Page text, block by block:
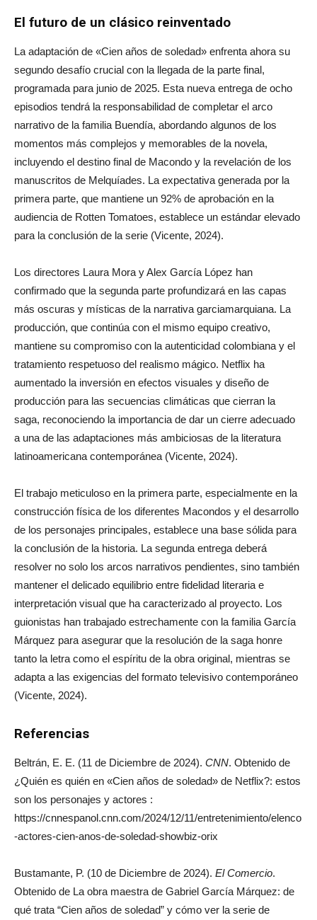
El futuro de un clásico reinventado
La adaptación de «Cien años de soledad» enfrenta ahora su
segundo desafío crucial con la llegada de la parte final,
programada para junio de 2025. Esta nueva entrega de ocho
episodios tendrá la responsabilidad de completar el arco
narrativo de la familia Buendía, abordando algunos de los
momentos más complejos y memorables de la novela,
incluyendo el destino final de Macondo y la revelación de los
manuscritos de Melquíades. La expectativa generada por la
primera parte, que mantiene un 92% de aprobación en la
audiencia de Rotten Tomatoes, establece un estándar elevado
para la conclusión de la serie (Vicente, 2024).
Los directores Laura Mora y Alex García López han
confirmado que la segunda parte profundizará en las capas
más oscuras y místicas de la narrativa garciamarquiana. La
producción, que continúa con el mismo equipo creativo,
mantiene su compromiso con la autenticidad colombiana y el
tratamiento respetuoso del realismo mágico. Netflix ha
aumentado la inversión en efectos visuales y diseño de
producción para las secuencias climáticas que cierran la
saga, reconociendo la importancia de dar un cierre adecuado
a una de las adaptaciones más ambiciosas de la literatura
latinoamericana contemporánea (Vicente, 2024).
El trabajo meticuloso en la primera parte, especialmente en la
construcción física de los diferentes Macondos y el desarrollo
de los personajes principales, establece una base sólida para
la conclusión de la historia. La segunda entrega deberá
resolver no solo los arcos narrativos pendientes, sino también
mantener el delicado equilibrio entre fidelidad literaria e
interpretación visual que ha caracterizado al proyecto. Los
guionistas han trabajado estrechamente con la familia García
Márquez para asegurar que la resolución de la saga honre
tanto la letra como el espíritu de la obra original, mientras se
adapta a las exigencias del formato televisivo contemporáneo
(Vicente, 2024).
Referencias
Beltrán, E. E. (11 de Diciembre de 2024). CNN. Obtenido de
¿Quién es quién en «Cien años de soledad» de Netflix?: estos
son los personajes y actores :
https://cnnespanol.cnn.com/2024/12/11/entretenimiento/elenco
-actores-cien-anos-de-soledad-showbiz-orix
Bustamante, P. (10 de Diciembre de 2024). El Comercio.
Obtenido de La obra maestra de Gabriel García Márquez: de
qué trata “Cien años de soledad” y cómo ver la serie de